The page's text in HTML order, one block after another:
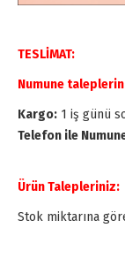
TESLİMAT:
Numune
Kargo: 1 iş günü
Telefon ile
Ürün Talepleriniz:
Stok miktarına